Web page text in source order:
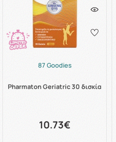
87 Goodies
Pharmaton Geriatric 30 δισκία
10.73€